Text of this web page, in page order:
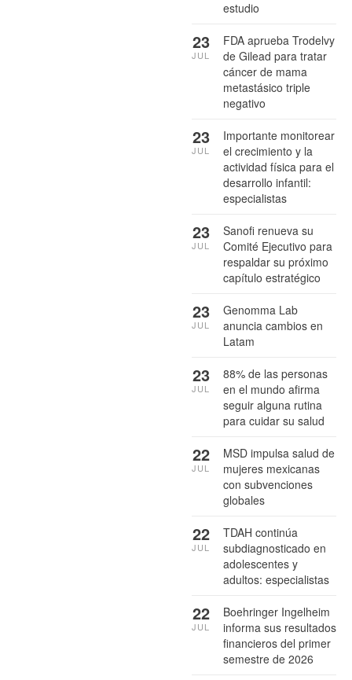
estudio
FDA aprueba Trodelvy
de Gilead para tratar
cáncer de mama
metastásico triple
negativo
23
JUL
Importante monitorear
el crecimiento y la
actividad física para el
desarrollo infantil:
especialistas
23
JUL
Sanofi renueva su
Comité Ejecutivo para
respaldar su próximo
capítulo estratégico
23
JUL
Genomma Lab
anuncia cambios en
Latam
23
JUL
88% de las personas
en el mundo afirma
seguir alguna rutina
para cuidar su salud
23
JUL
MSD impulsa salud de
mujeres mexicanas
con subvenciones
globales
22
JUL
TDAH continúa
subdiagnosticado en
adolescentes y
adultos: especialistas
22
JUL
Boehringer Ingelheim
informa sus resultados
financieros del primer
semestre de 2026
22
JUL